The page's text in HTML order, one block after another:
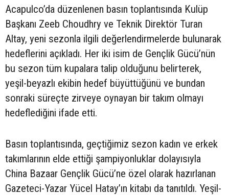
Acapulco’da düzenlenen basın toplantısında Kulüp
Başkanı Zeeb Choudhry ve Teknik Direktör Turan
Altay, yeni sezonla ilgili değerlendirmelerde bulunarak
hedeflerini açıkladı. Her iki isim de Gençlik Gücü’nün
bu sezon tüm kupalara talip olduğunu belirterek,
yeşil-beyazlı ekibin hedef büyüttüğünü ve bundan
sonraki süreçte zirveye oynayan bir takım olmayı
hedeflediğini ifade etti.
Basın toplantısında, geçtiğimiz sezon kadın ve erkek
takımlarının elde ettiği şampiyonluklar dolayısıyla
China Bazaar Gençlik Gücü’ne özel olarak hazırlanan
Gazeteci-Yazar Yücel Hatay’ın kitabı da tanıtıldı. Yeşil-